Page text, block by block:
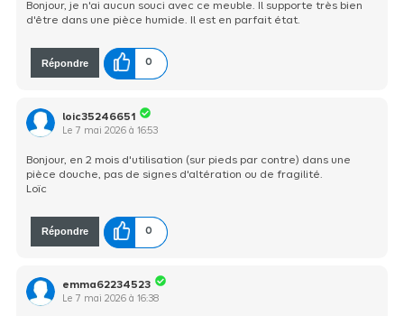
Bonjour, je n'ai aucun souci avec ce meuble. Il supporte très bien
d'être dans une pièce humide. Il est en parfait état.
Répondre 0
loic35246651
Le 7 mai 2026 à16:53
Bonjour, en 2 mois d'utilisation (sur pieds par contre) dans une
pièce douche, pas de signes d'altération ou de fragilité.
Loïc
Répondre 0
emma62234523
Le 7 mai 2026 à16:38